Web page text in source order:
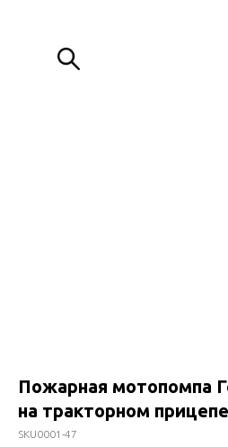
Пожарная мотопомпа
на тракторном прицепе
SKU0001-47